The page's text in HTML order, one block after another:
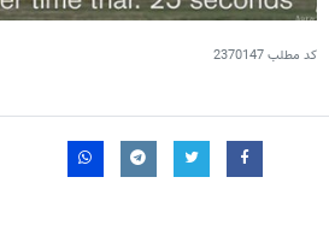
کد مطلب2370147